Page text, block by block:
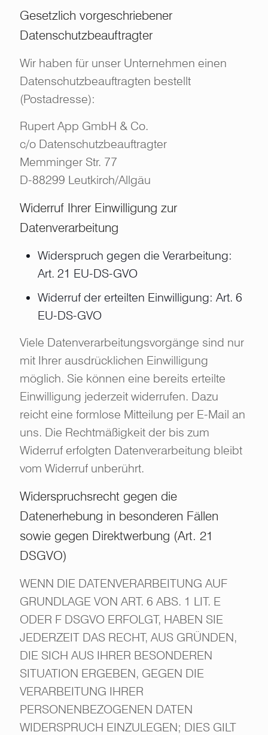
Gesetzlich vorgeschriebener
Datenschutzbeauftragter
Wir haben für unser Unternehmen einen
Datenschutzbeauftragten bestellt
(Postadresse):
Rupert App GmbH & Co.
c/o Datenschutzbeauftragter
Memminger Str. 77
D-88299 Leutkirch/Allgäu
Widerruf Ihrer Einwilligung zur
Datenverarbeitung
Widerspruch gegen die Verarbeitung:
Art. 21 EU-DS-GVO
Widerruf der erteilten Einwilligung: Art. 6
EU-DS-GVO
Viele Datenverarbeitungsvorgänge sind nur
mit Ihrer ausdrücklichen Einwilligung
möglich. Sie können eine bereits erteilte
Einwilligung jederzeit widerrufen. Dazu
reicht eine formlose Mitteilung per E-Mail an
uns. Die Rechtmäßigkeit der bis zum
Widerruf erfolgten Datenverarbeitung bleibt
vom Widerruf unberührt.
Widerspruchsrecht gegen die
Datenerhebung in besonderen Fällen
sowie gegen Direktwerbung (Art. 21
DSGVO)
WENN DIE DATENVERARBEITUNG AUF
GRUNDLAGE VON ART. 6 ABS. 1 LIT. E
ODER F DSGVO ERFOLGT, HABEN SIE
JEDERZEIT DAS RECHT, AUS GRÜNDEN,
DIE SICH AUS IHRER BESONDEREN
SITUATION ERGEBEN, GEGEN DIE
VERARBEITUNG IHRER
PERSONENBEZOGENEN DATEN
WIDERSPRUCH EINZULEGEN; DIES GILT